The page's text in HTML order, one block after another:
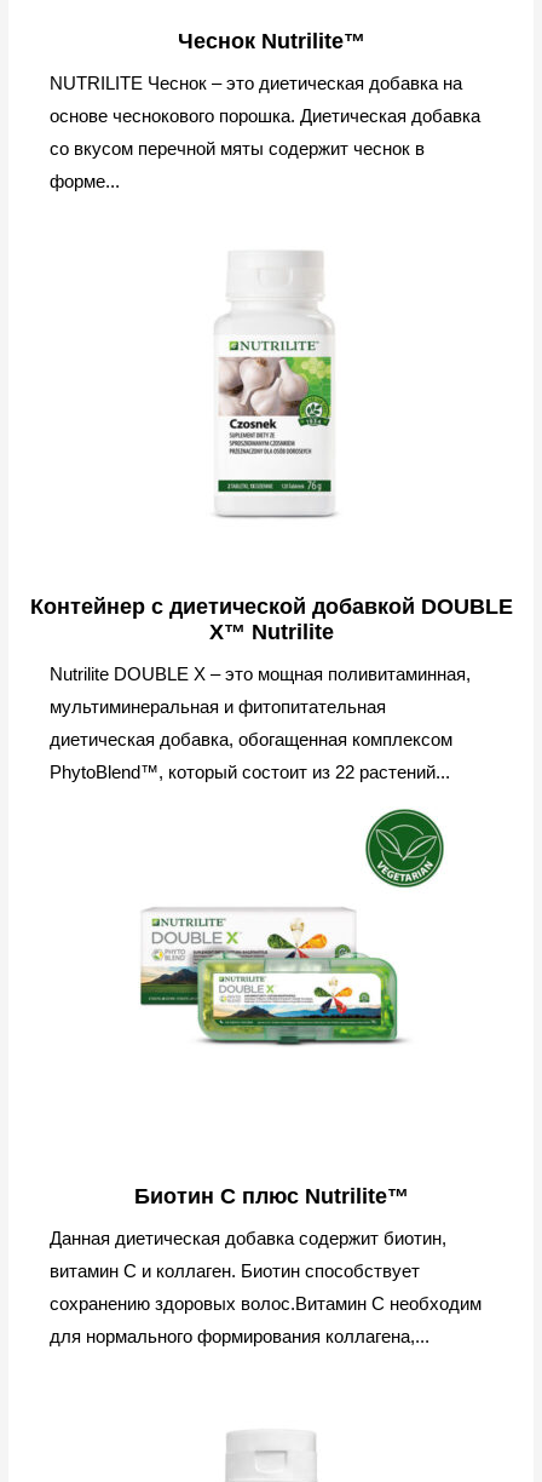
Чеснок Nutrilite™
NUTRILITE Чеснок – это диетическая добавка на
основе чеснокового порошка. Диетическая добавка
со вкусом перечной мяты содержит чеснок в
форме...
Контейнер с диетической добавкой DOUBLE
X™ Nutrilite
Nutrilite DOUBLE X – это мощная поливитаминная,
мультиминеральная и фитопитательная
диетическая добавка, обогащенная комплексом
PhytoBlend™, который состоит из 22 растений...
Биотин C плюс Nutrilite™
Данная диетическая добавка содержит биотин,
витамин С и коллаген. Биотин способствует
сохранению здоровых волос.Витамин C необходим
для нормального формирования коллагена,...